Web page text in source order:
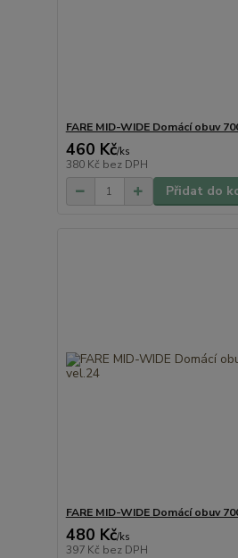
FARE MID-WIDE Domácí obuv
460 Kč/ks
380 Kč bez DPH
Přidat do
FARE MID-WIDE Domácí obuv
480 Kč/ks
397 Kč bez DPH